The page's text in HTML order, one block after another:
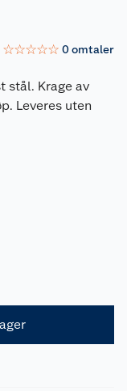
☆☆☆☆☆ 0omtaler
stål. Krage av
Leveres uten